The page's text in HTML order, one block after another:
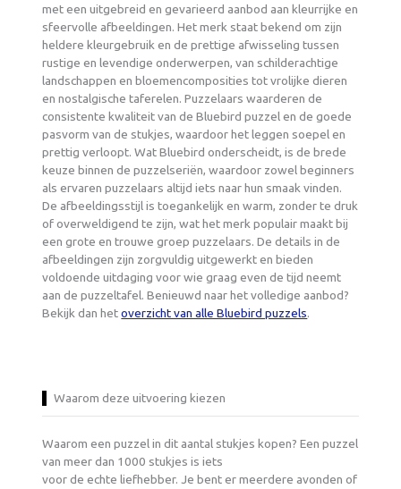
met een uitgebreid en gevarieerd aanbod aan kleurrijke en
sfeervolle afbeeldingen. Het merk staat bekend om zijn
heldere kleurgebruik en de prettige afwisseling tussen
rustige en levendige onderwerpen, van schilderachtige
landschappen en bloemencomposities tot vrolijke dieren
en nostalgische taferelen. Puzzelaars waarderen de
consistente kwaliteit van de Bluebird puzzel en de goede
pasvorm van de stukjes, waardoor het leggen soepel en
prettig verloopt. Wat Bluebird onderscheidt, is de brede
keuze binnen de puzzelseriën, waardoor zowel beginners
als ervaren puzzelaars altijd iets naar hun smaak vinden.
De afbeeldingsstijl is toegankelijk en warm, zonder te druk
of overweldigend te zijn, wat het merk populair maakt bij
een grote en trouwe groep puzzelaars. De details in de
afbeeldingen zijn zorgvuldig uitgewerkt en bieden
voldoende uitdaging voor wie graag even de tijd neemt
aan de puzzeltafel. Benieuwd naar het volledige aanbod?
Bekijk dan hetoverzicht van alle Bluebird puzzels.
Waarom deze uitvoering kiezen
Waarom een puzzel in dit aantal stukjes kopen? Een puzzel
van meer dan 1000 stukjes is iets
voor de echte liefhebber. Je bent er meerdere avonden of